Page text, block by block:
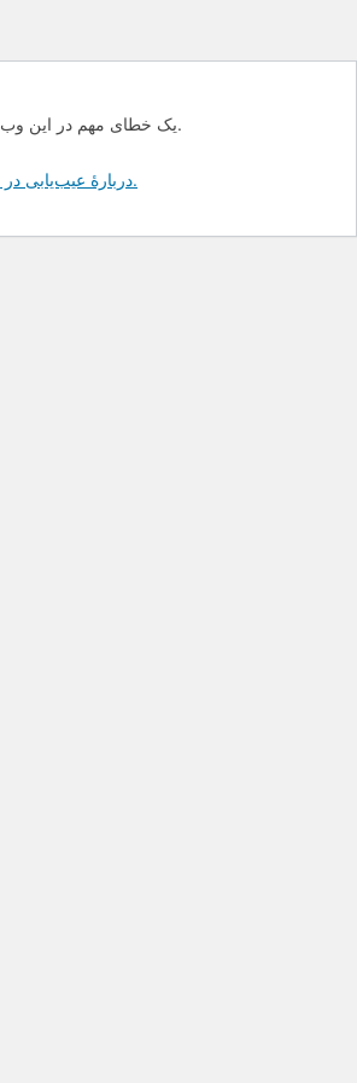
یک خطای مهم در این وب سایت رخ داده است.
دربارهٔ عیب‌یابی در وردپرس بیشتر بدانید.